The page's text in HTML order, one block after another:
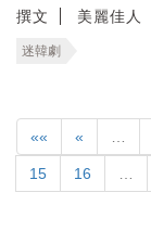
撰文 美麗佳人
迷韓劇
«« «
15 16